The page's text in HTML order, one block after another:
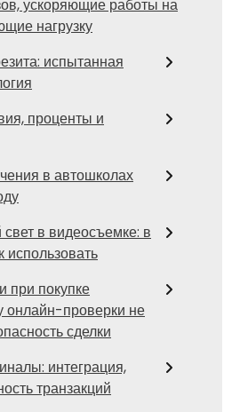
ускоряющие работы на
нагрузку
испытанная
проценты и
в автошколах
в видеосъемке: в
использовать
при покупке
онлайн-проверки не
сделки
интеграция,
транзакций